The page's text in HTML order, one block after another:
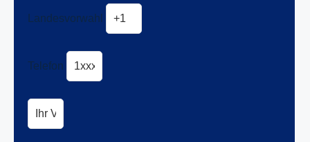
Landesvorwahl
Telefon